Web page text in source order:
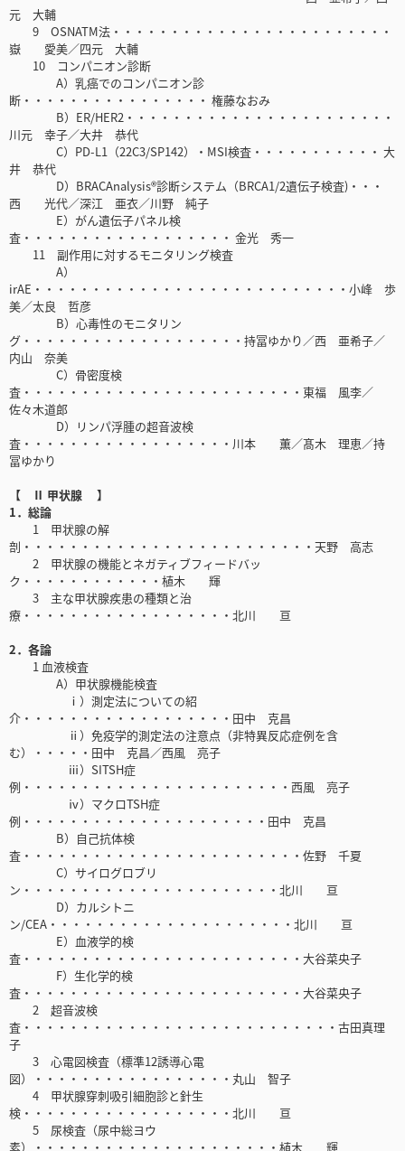
元 大輔
9 OSNATM法・・・・・・・・・・・・・・・・・・・・・・・・
嶽 愛美／四元 大輔
10 コンパニオン診断
A）乳癌でのコンパニオン診
断・・・・・・・・・・・・・・・・ 権藤なおみ
B）ER/HER2・・・・・・・・・・・・・・・・・・・・・・・
川元 幸子／大井 恭代
C）PD-L1（22C3/SP142）・MSI検査・・・・・・・・・・・ 大
井 恭代
D）BRACAnalysis®診断システム（BRCA1/2遺伝子検査)・・・
西 光代／深江 亜衣／川野 純子
E）がん遺伝子パネル検
査・・・・・・・・・・・・・・・・・・ 金光 秀一
11 副作用に対するモニタリング検査
A）
irAE・・・・・・・・・・・・・・・・・・・・・・・・・・・小峰 歩
美／太良 哲彦
B）心毒性のモニタリン
グ・・・・・・・・・・・・・・・・・・・持冨ゆかり／西 亜希子／
内山 奈美
C）骨密度検
査・・・・・・・・・・・・・・・・・・・・・・・・東福 風李／
佐々木道郎
D）リンパ浮腫の超音波検
査・・・・・・・・・・・・・・・・・・川本 薫／髙木 理恵／持
冨ゆかり
【 Ⅱ 甲状腺 】
1．総論
1 甲状腺の解
剖・・・・・・・・・・・・・・・・・・・・・・・・・天野 高志
2 甲状腺の機能とネガティブフィードバッ
ク・・・・・・・・・・・・植木 輝
3 主な甲状腺疾患の種類と治
療・・・・・・・・・・・・・・・・・・北川 亘
2．各論
1 血液検査
A）甲状腺機能検査
ⅰ）測定法についての紹
介・・・・・・・・・・・・・・・・・・田中 克昌
ⅱ）免疫学的測定法の注意点（非特異反応症例を含
む）・・・・・田中 克昌／西風 亮子
ⅲ）SITSH症
例・・・・・・・・・・・・・・・・・・・・・・・西風 亮子
ⅳ）マクロTSH症
例・・・・・・・・・・・・・・・・・・・・・田中 克昌
B）自己抗体検
査・・・・・・・・・・・・・・・・・・・・・・・・佐野 千夏
C）サイログロブリ
ン・・・・・・・・・・・・・・・・・・・・・・北川 亘
D）カルシトニ
ン/CEA・・・・・・・・・・・・・・・・・・・・・北川 亘
E）血液学的検
査・・・・・・・・・・・・・・・・・・・・・・・・大谷菜央子
F）生化学的検
査・・・・・・・・・・・・・・・・・・・・・・・・大谷菜央子
2 超音波検
査・・・・・・・・・・・・・・・・・・・・・・・・・・・古田真理
子
3 心電図検査（標準12誘導心電
図）・・・・・・・・・・・・・・・・・丸山 智子
4 甲状腺穿刺吸引細胞診と針生
検・・・・・・・・・・・・・・・・・・北川 亘
5 尿検査（尿中総ヨウ
素）・・・・・・・・・・・・・・・・・・・・・植木 輝